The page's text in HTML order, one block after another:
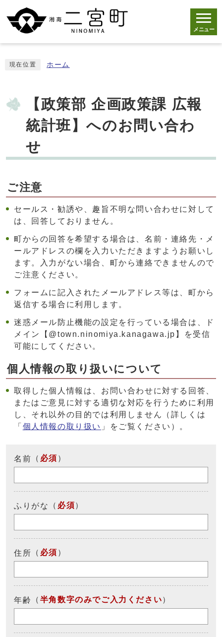
メニュー
現在位置 ホーム
【政策部 企画政策課 広報
統計班】へのお問い合わ
せ
ご注意
セールス・勧誘や、趣旨不明な問い合わせに対して
は、回答しておりません。
町からの回答を希望する場合は、名前・連絡先・メ
ールアドレスの欄を入力いただきますようお願いし
ます。入力がない場合、町から連絡できませんので
ご注意ください。
フォームに記入されたメールアドレス等は、町から
返信する場合に利用します。
迷惑メール防止機能の設定を行っている場合は、ド
メイン【@town.ninomiya.kanagawa.jp】を受信
可能にしてください。
個人情報の取り扱いについて
取得した個人情報は、お問い合わせに対する回答、
またはご意見に対する適切な対応を行うために利用
し、それ以外の目的では利用しません（詳しくは
「 個人情報の取り扱い 」をご覧ください）。
名前 （ 必須 ）
ふりがな （ 必須）
住所 （ 必須 ）
年齢 （ 半角数字のみでご入力ください）